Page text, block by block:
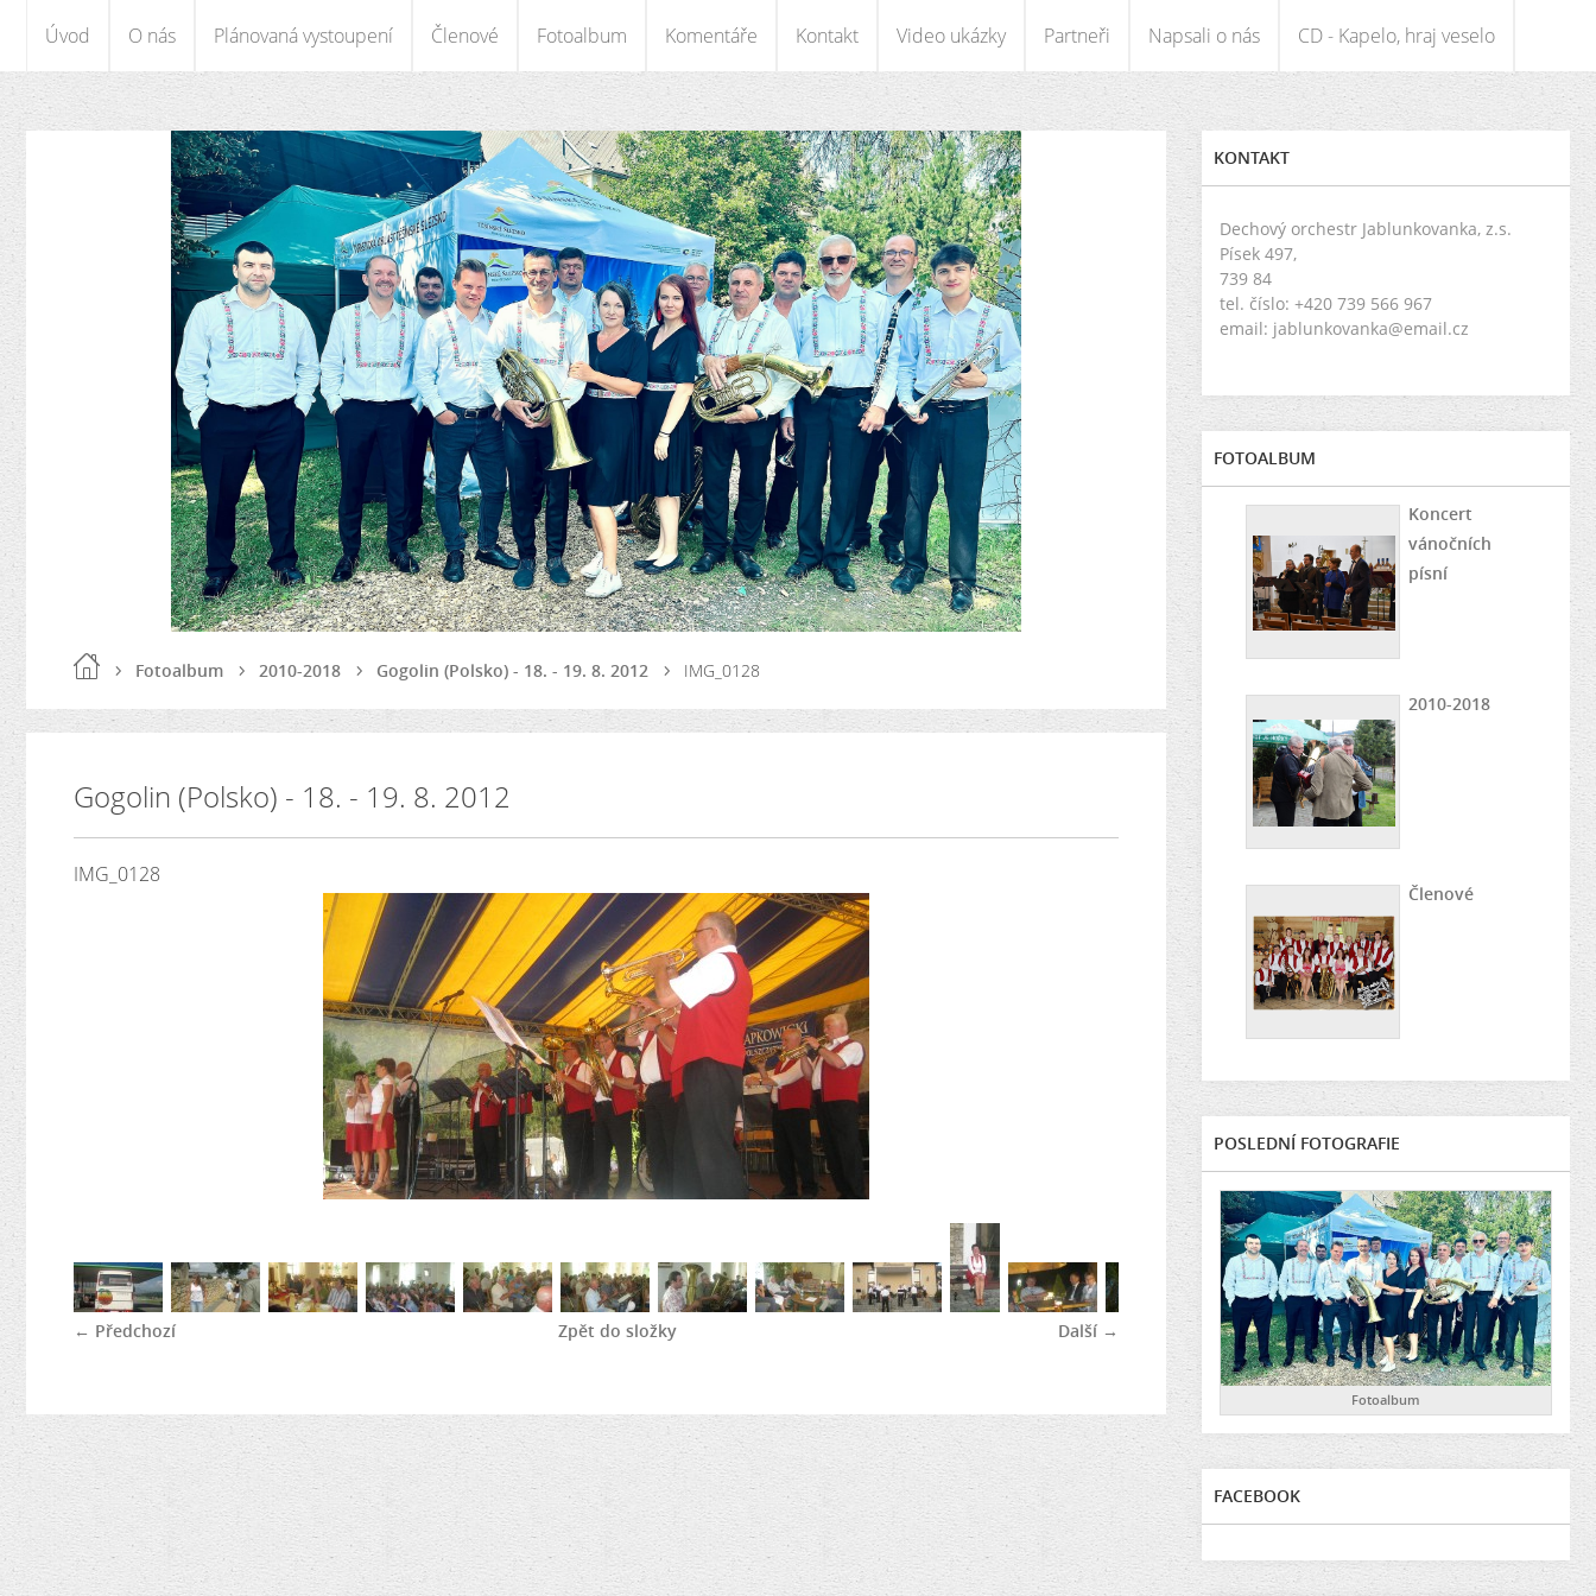
Úvod O nás Plánovaná vystoupení Členové Fotoalbum Komentáře Kontakt Video ukázky Partneři Napsali o nás CD - Kapelo, hraj veselo
Fotoalbum 2010-2018 Gogolin (Polsko) - 18. - 19. 8. 2012 IMG_0128
Gogolin (Polsko) - 18. - 19. 8. 2012
IMG_0128
← Předchozí Další →
Zpět do složky
KONTAKT
Dechový orchestr Jablunkovanka, z.s.
Písek 497,
739 84
tel. číslo: +420 739 566 967
email: jablunkovanka@email.cz
FOTOALBUM
Koncert
vánočních
písní
2010-2018
Členové
POSLEDNÍ FOTOGRAFIE
Fotoalbum
FACEBOOK